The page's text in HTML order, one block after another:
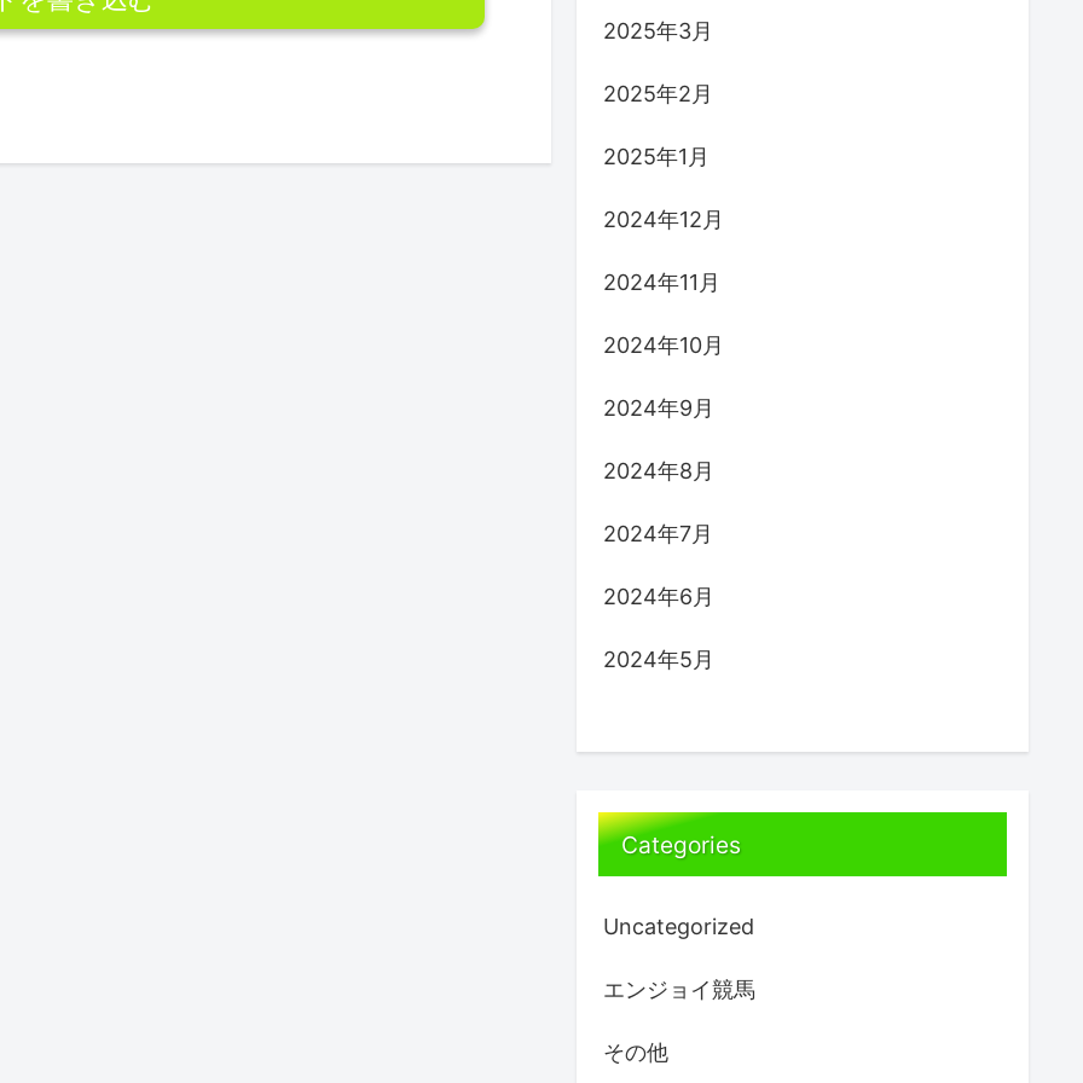
2025年3月
2025年2月
2025年1月
2024年12月
2024年11月
2024年10月
2024年9月
2024年8月
2024年7月
2024年6月
2024年5月
Categories
Uncategorized
エンジョイ競馬
その他